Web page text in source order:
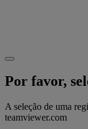
Por favor,
A seleção de uma
teamviewer.com